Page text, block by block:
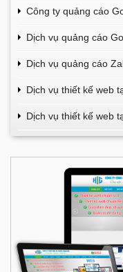
Công ty quảng cáo
Dịch vụ quảng cáo
Dịch vụ quảng cáo
Dịch vụ thiết kế web
Dịch vụ thiết kế web